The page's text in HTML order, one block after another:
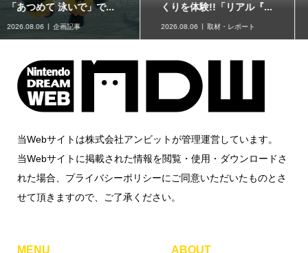
くりを体験!!「リアル『...
2026.08.06 取材・レポート
ん♪カービィスピナー」...
2026.08.06 グッズ情報
当Webサイトは株式会社アンビットが管理運営しています。
当Webサイトに掲載された情報を閲覧・使用・ダウンロードさ
れた場合、プライバシーポリシーにご同意いただいたものとさ
せて頂きますので、ご了承ください。
MENU ABOUT